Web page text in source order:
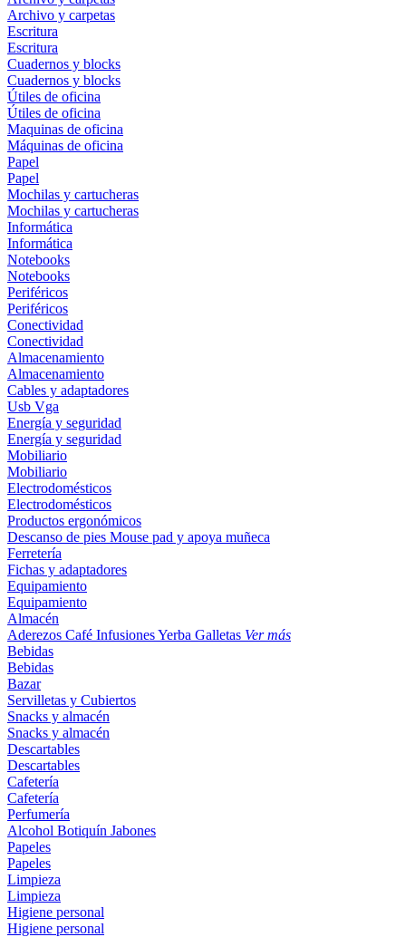
Archivo y carpetas
Escritura
Escritura
Cuadernos y blocks
Cuadernos y blocks
Útiles de oficina
Útiles de oficina
Maquinas de oficina
Máquinas de oficina
Papel
Papel
Mochilas y cartucheras
Mochilas y cartucheras
Informática
Informática
Notebooks
Notebooks
Periféricos
Periféricos
Conectividad
Conectividad
Almacenamiento
Almacenamiento
Cables y adaptadores
Usb Vga
Energía y seguridad
Energía y seguridad
Mobiliario
Mobiliario
Electrodomésticos
Electrodomésticos
Productos ergonómicos
Descanso de pies Mouse pad y apoya muñeca
Ferretería
Fichas y adaptadores
Equipamiento
Equipamiento
Almacén
Aderezos Café InfusionesYerba Galletas Ver más
Bebidas
Bebidas
Bazar
Servilletas y Cubiertos
Snacks y almacén
Snacks y almacén
Descartables
Descartables
Cafetería
Cafetería
Perfumería
Alcohol Botiquín Jabones
Papeles
Papeles
Limpieza
Limpieza
Higiene personal
Higiene personal